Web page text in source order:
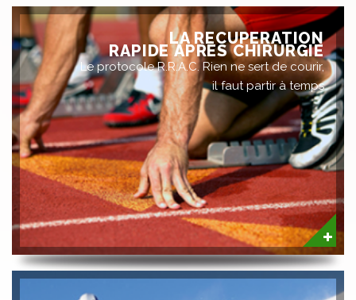
LA RECUPERATION
RAPIDE APRÈS CHIRURGIE
Le protocole R.R.A.C. Rien ne sert de courir,
il faut partir à temps